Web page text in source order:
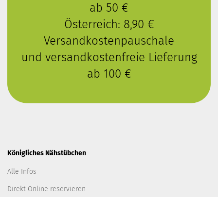
ab 50 €
Österreich: 8,90 €
Versandkostenpauschale
und versandkostenfreie Lieferung
ab 100 €
Königliches Nähstübchen
Alle Infos
Direkt Online reservieren